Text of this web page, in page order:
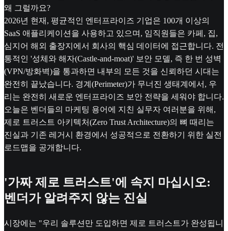
왜 그럴까요?
2026년 현재, 평균적인 엔터프라이즈 기업은 100개 이상의
SaaS 애플리케이션을 사용하고 있으며, 임직원들은 카페, 집,
심지어 해외 출장지에서 회사의 핵심 데이터에 접근합니다. 전
통적인 '성체와 해자(Castle-and-moat)' 보안 모델, 즉 한 번 성벽
(VPN/방화벽)을 통과하면 내부의 모든 것을 신뢰하던 시대는
완전히 끝났습니다. 경계(Perimeter)가 무너진 생태계에서, 우
리는 완전히 새로운 엔터프라이즈 보안 전략을 세워야 합니다.
오늘은 벤더들의 마케팅 용어에 지친 실무자 여러분을 위해,
제로 트러스트 아키텍처(Zero Trust Architecture)의 뼈 때리는
진실과 기존 레거시 환경에서 성공적으로 전환하기 위한 실전
로드맵을 공개합니다.
'가짜 제로 트러스트'에 속지 마십시오:
벤더가 알려주지 않는 진실
시장에는 "우리 솔루션만 도입하면 제로 트러스트가 완성됩니